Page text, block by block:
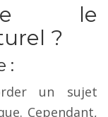
le
?
:
un sujet
Cependant,